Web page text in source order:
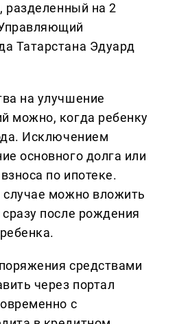
разделенный на 2
Татарстана Эдуард
на улучшение
можно, когда ребенку
Исключением
основного долга или
по ипотеке.
можно вложить
после рождения
средствами
через портал
с